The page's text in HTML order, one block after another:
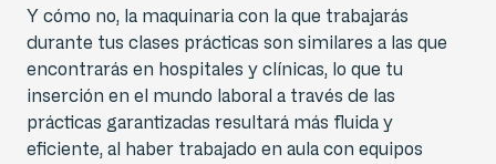
Y cómo no, la maquinaria con la que trabajarás
durante tus clases prácticas son similares a las que
encontrarás en hospitales y clínicas, lo que tu
inserción en el mundo laboral a través de las
prácticas garantizadas resultará más fluida y
eficiente, al haber trabajado en aula con equipos